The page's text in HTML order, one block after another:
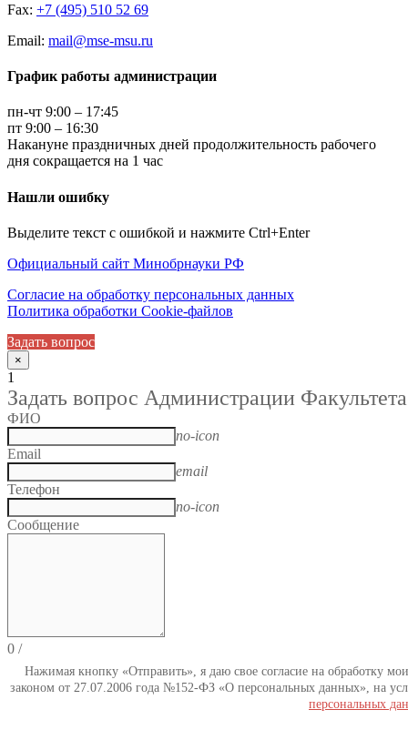
Fax: +7 (495) 510 52 69
Email: mail@mse-msu.ru
График работы администрации
пн-чт 9:00 – 17:45
пт 9:00 – 16:30
Накануне праздничных дней продолжительность рабочего
дня сокращается на 1 час
Нашли ошибку
Выделите текст с ошибкой и нажмите Ctrl+Enter
Официальный сайт Минобрнауки РФ
Согласие на обработку персональных данных
Политика обработки Cookie-файлов
Задать вопрос
×
1
Задать вопрос Администрации Факультета
ФИО
no-icon
Email
email
Телефон
no-icon
Сообщение
0 /
Нажимая кнопку «Отправить», я даю свое согласие на обработку
законом от 27.07.2006 года №152-ФЗ «О персональных данных», на
персональных